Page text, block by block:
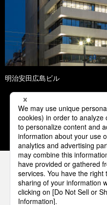
明治安田広島ビル
1 2 3
パナソニックの電